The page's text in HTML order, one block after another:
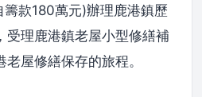
款180萬元)辦理鹿港鎮歷
受理鹿港鎮老屋小型修繕補
屋修繕保存的旅程。